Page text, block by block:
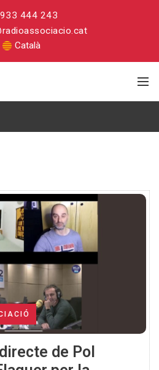
933 444 243
Català
de Pol